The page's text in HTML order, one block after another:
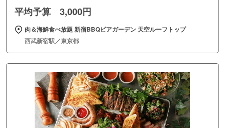
平均予算 3,000円
肉＆海鮮食べ放題 新宿BBQビアガーデン 天空ルーフトップ
西武新宿駅／東京都